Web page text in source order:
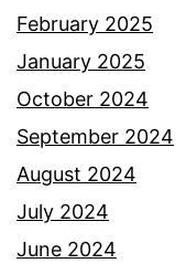
February 2025
January 2025
October 2024
September 2024
August 2024
July 2024
June 2024